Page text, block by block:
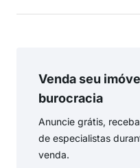
Venda seu
burocracia
Anuncie grátis,
de especialistas
venda.